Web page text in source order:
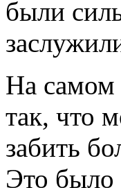
были
На самом
так, что
забить
Это было